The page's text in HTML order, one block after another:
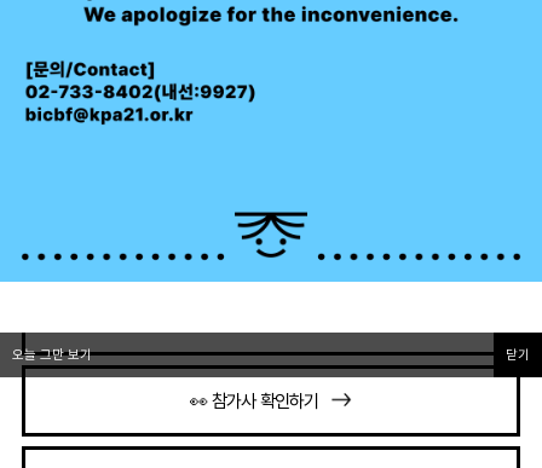
오늘 그만 보기 닫기
🎈 부산국제아동도서전 소개
👀 참가사 확인하기